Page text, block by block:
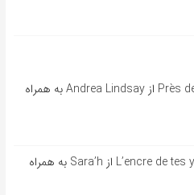
آهنگ فرانسوی Près de toi از Andrea Lindsay به همراه
آهنگ فرانسوی L’encre de tes yeux از Sara’h به همراه